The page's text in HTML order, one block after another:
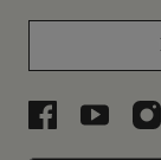
Libri aLibri